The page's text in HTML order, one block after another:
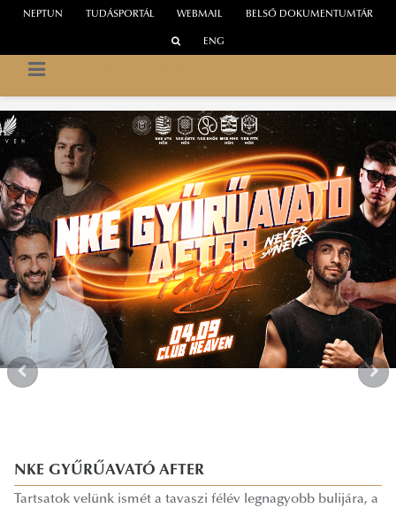
WEBMAIL
NEPTUN TUDÁSPORTÁL BELSŐ DOKUMENTUMTÁR
ENG
NKE GYŰRŰAVATÓ AFTER
Tartsatok velünk ismét a tavaszi félév legnagyobb bulijára, a